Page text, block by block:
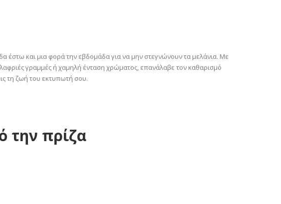
έστω και μια φορά την εβδομάδα για να μην στεγνώνουν τα μελάνια. Με
γραμμές ή χαμηλή ένταση χρώματος, επανάλαβε τον καθαρισμό
τη ζωή του εκτυπωτή σου.
την πρίζα